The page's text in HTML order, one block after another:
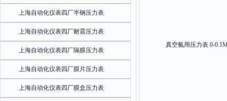
上海自动化仪表四厂半钢压力表
上海自动化仪表四厂耐震压力表
上海自动化仪表四厂隔膜压力表
上海自动化仪表四厂膜片压力表
上海自动化仪表四厂膜盒压力表